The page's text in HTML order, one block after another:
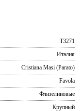
T3271
Италия
Cristiana Masi (Parato)
Favola
Флизелиновые
Крупный